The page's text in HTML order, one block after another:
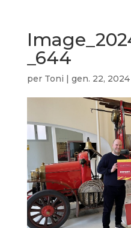
_644
per Toni | gen. 22, 2024